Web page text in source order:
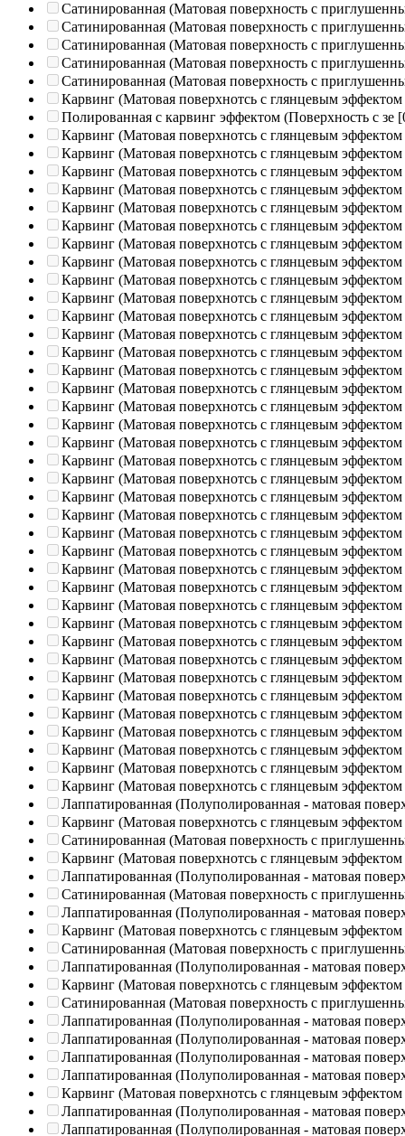
Сатинированная (Матовая поверхность с
Сатинированная (Матовая поверхность с
Сатинированная (Матовая поверхность с
Сатинированная (Матовая поверхность с
Сатинированная (Матовая поверхность с
Карвинг (Матовая поверхнотсь с глянцевым эффектом
Полированная c карвинг эффектом (Поверхность с зе
Карвинг (Матовая поверхнотсь с глянцевым эффектом
Карвинг (Матовая поверхнотсь с глянцевым эффектом
Карвинг (Матовая поверхнотсь с глянцевым эффектом
Карвинг (Матовая поверхнотсь с глянцевым эффектом
Карвинг (Матовая поверхнотсь с глянцевым эффектом
Карвинг (Матовая поверхнотсь с глянцевым эффектом
Карвинг (Матовая поверхнотсь с глянцевым эффектом
Карвинг (Матовая поверхнотсь с глянцевым эффектом
Карвинг (Матовая поверхнотсь с глянцевым эффектом
Карвинг (Матовая поверхнотсь с глянцевым эффектом
Карвинг (Матовая поверхнотсь с глянцевым эффектом
Карвинг (Матовая поверхнотсь с глянцевым эффектом
Карвинг (Матовая поверхнотсь с глянцевым эффектом
Карвинг (Матовая поверхнотсь с глянцевым эффектом
Карвинг (Матовая поверхнотсь с глянцевым эффектом
Карвинг (Матовая поверхнотсь с глянцевым эффектом
Карвинг (Матовая поверхнотсь с глянцевым эффектом
Карвинг (Матовая поверхнотсь с глянцевым эффектом
Карвинг (Матовая поверхнотсь с глянцевым эффектом
Карвинг (Матовая поверхнотсь с глянцевым эффектом
Карвинг (Матовая поверхнотсь с глянцевым эффектом
Карвинг (Матовая поверхнотсь с глянцевым эффектом
Карвинг (Матовая поверхнотсь с глянцевым эффектом
Карвинг (Матовая поверхнотсь с глянцевым эффектом
Карвинг (Матовая поверхнотсь с глянцевым эффектом
Карвинг (Матовая поверхнотсь с глянцевым эффектом
Карвинг (Матовая поверхнотсь с глянцевым эффектом
Карвинг (Матовая поверхнотсь с глянцевым эффектом
Карвинг (Матовая поверхнотсь с глянцевым эффектом
Карвинг (Матовая поверхнотсь с глянцевым эффектом
Карвинг (Матовая поверхнотсь с глянцевым эффектом
Карвинг (Матовая поверхнотсь с глянцевым эффектом
Карвинг (Матовая поверхнотсь с глянцевым эффектом
Карвинг (Матовая поверхнотсь с глянцевым эффектом
Карвинг (Матовая поверхнотсь с глянцевым эффектом
Карвинг (Матовая поверхнотсь с глянцевым эффектом
Карвинг (Матовая поверхнотсь с глянцевым эффектом
Лаппатированная (Полуполированная - матовая
Карвинг (Матовая поверхнотсь с глянцевым эффектом
Сатинированная (Матовая поверхность с
Карвинг (Матовая поверхнотсь с глянцевым эффектом
Лаппатированная (Полуполированная - матовая
Сатинированная (Матовая поверхность с
Лаппатированная (Полуполированная - матовая
Карвинг (Матовая поверхнотсь с глянцевым эффектом
Сатинированная (Матовая поверхность с
Лаппатированная (Полуполированная - матовая
Карвинг (Матовая поверхнотсь с глянцевым эффектом
Сатинированная (Матовая поверхность с
Лаппатированная (Полуполированная - матовая
Лаппатированная (Полуполированная - матовая
Лаппатированная (Полуполированная - матовая
Лаппатированная (Полуполированная - матовая
Карвинг (Матовая поверхнотсь с глянцевым эффектом
Лаппатированная (Полуполированная - матовая
Лаппатированная (Полуполированная - матовая